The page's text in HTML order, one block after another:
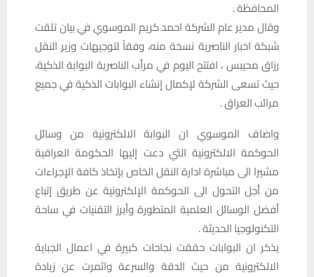
المحافظة .
وقال مدير عام الشركة احمد كريم الموسوي في بيان تلقت
شبكة اخبار الناصرية نسخة منه، وفقاً لتوجيهات وزير النقل
رزاق محيبس ، افتتح اليوم في مرأب الناصرية البوابة الذكية،
حيث تسعى الشركة لإكمال إنشاء البوابات الذكية في جميع
مرائب العراق .
واضاف الموسوي ان البوابة الالكترونية من وسائل
الحوكمة الالكترونية التي دعت إليها الحكومة العراقية
مشيرا الى مباشرة ادارة النقل الخاص بإتخاذ كافة الإجراءات
من أجل التحول الى الحوكمة الإلكترونية عن طريق إتباع
أفضل الوسائل العلمية المتطورة وأبرز التقنيات في ساحة
التكنولوجيا الحديثة .
يذكر ان البوابات حققت نجاحات كبيرة في اعمال الجباية
الالكترونية من حيث الدقة والسرعة واثمرت عن زيادة